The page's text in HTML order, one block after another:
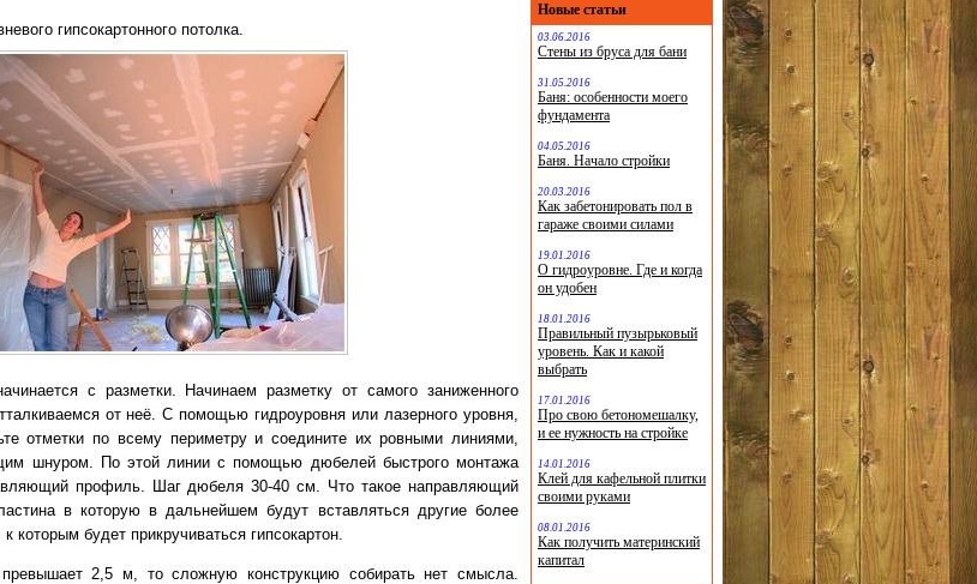
гипсокартонного потолка.
с разметки. Начинаем разметку от самого заниженного
от неё. С помощью гидроуровня или лазерного уровня,
отметки по всему периметру и соедините их ровными линиями,
шнуром. По этой линии с помощью дюбелей быстрого монтажа
профиль. Шаг дюбеля 30-40 см. Что такое направляющий
в которую в дальнейшем будут вставляться другие более
будет прикручиваться гипсокартон.
2,5 м, то сложную конструкцию собирать нет смысла.
Новые статьи
03.06.2016
Стены из бруса для бани
31.05.2016
Баня: особенности моего
фундамента
04.05.2016
Баня. Начало стройки
20.03.2016
Как забетонировать пол в
гараже своими силами
19.01.2016
О гидроуровне. Где и когда
он удобен
18.01.2016
Правильный пузырьковый
уровень. Как и какой
выбрать
17.01.2016
Про свою бетономешалку,
и ее нужность на стройке
14.01.2016
Клей для кафельной плитки
своими руками
08.01.2016
Как получить материнский
капитал